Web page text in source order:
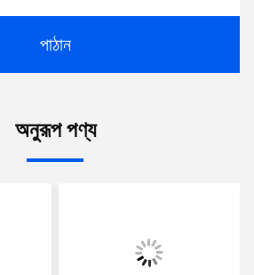
পাঠান
অনুরূপ পণ্য